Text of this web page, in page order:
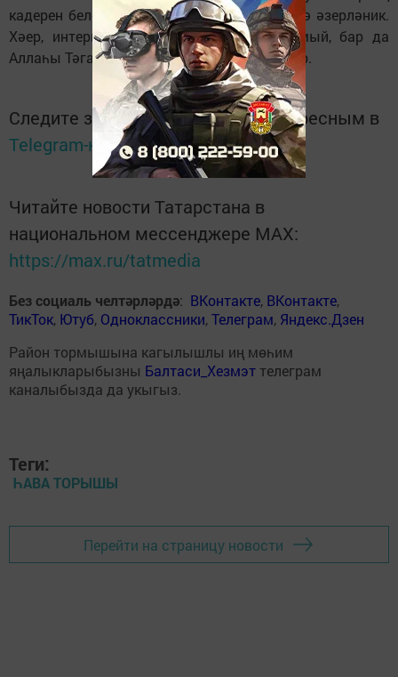
кадерен белеп калыйк та, салкын көннәргә әзерләник.
Хәер, интернетка да ышанып бетеп булмый, бар да
Аллаһы Тәгалә кулында, ни язса, шул булыр.
Следите за самым важным и интересным в
Telegram-канале Татмедиа
Читайте новости Татарстана в
национальном мессенджере MАХ:
https://max.ru/tatmedia
Без социаль челтәрләрдә: ВКонтакте, ВКонтакте,
ТикТок, Ютуб, Одноклассники,Телеграм, Яндекс.Дзен
Район тормышына кагылышлы иң мөһим
яңалыкларыбызны Балтаси_Хезмэт телеграм
каналыбызда да укыгыз.
Теги:
ҺАВА ТОРЫШЫ
Перейти на страницу новости